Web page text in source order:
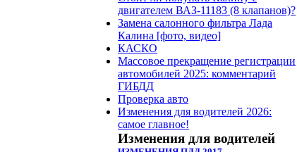
двигателем ВАЗ-11183 (8 клапанов)?
Замена салонного фильтра Лада
Калина [фото, видео]
КАСКО
Массовое прекращение регистрации
автомобилей 2025: комментарий
ГИБДД
Проверка авто
Изменения для водителей 2026:
самое главное!
Изменения для водителей